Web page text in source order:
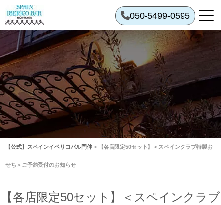
050-5499-0595
【公式】スペインイベリコバル門仲 > 【各店限定50セット】＜スペインクラブ特製お
せち＞ご予約受付のお知らせ
【各店限定50セット】＜スペインクラブ